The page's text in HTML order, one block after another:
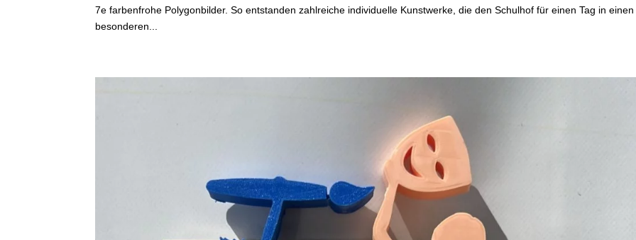
7e farbenfrohe Polygonbilder. So entstanden zahlreiche individuelle Kunstwerke, die den Schulhof für einen Tag in einen
besonderen...